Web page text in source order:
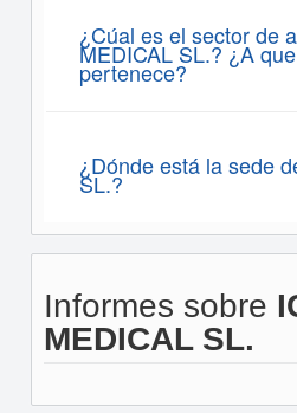
¿Cúal es el sector de
MEDICAL SL.? ¿A
pertenece?
¿Dónde está la sede
SL.?
Informes sobre
MEDICAL SL.